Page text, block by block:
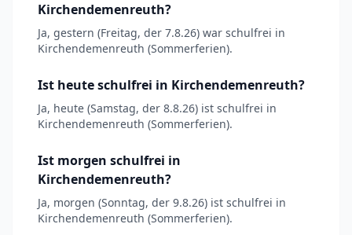
Kirchendemenreuth?
Ja, gestern (Freitag, der 7.8.26) war schulfrei in
Kirchendemenreuth (Sommerferien).
Ist heute schulfrei in Kirchendemenreuth?
Ja, heute (Samstag, der 8.8.26) ist schulfrei in
Kirchendemenreuth (Sommerferien).
Ist morgen schulfrei in
Kirchendemenreuth?
Ja, morgen (Sonntag, der 9.8.26) ist schulfrei in
Kirchendemenreuth (Sommerferien).